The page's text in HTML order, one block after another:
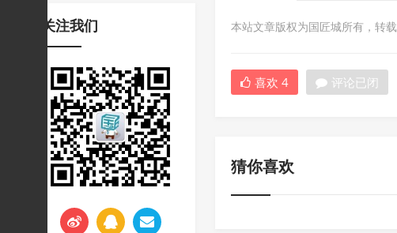
挑战与应对
关注我们 本站文章版权为国匠城所有，转
喜欢 4 评论已闭
猜你喜欢